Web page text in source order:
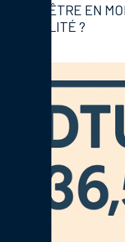
FENÊTRE EN
RÉALITÉ ?